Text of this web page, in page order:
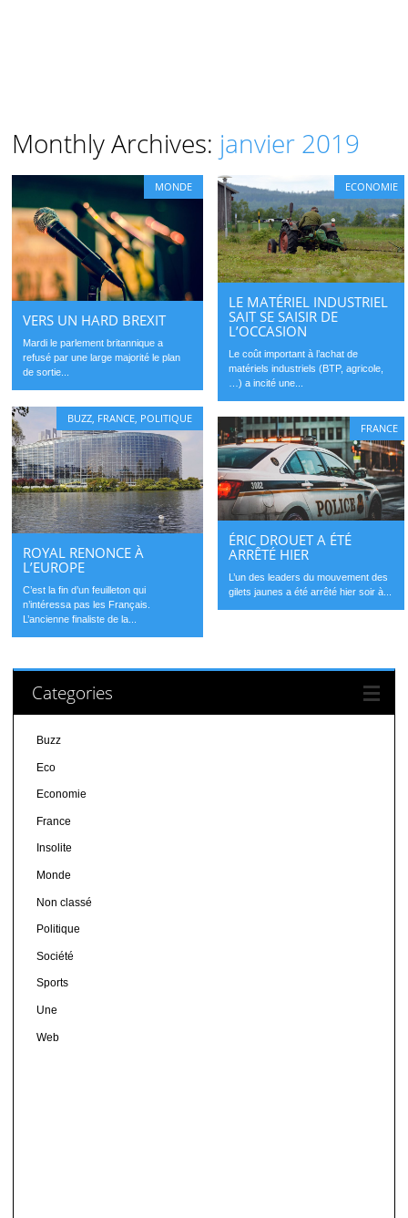
Monthly Archives: janvier 2019
MONDE
VERS UN HARD BREXIT
Mardi le parlement britannique a
refusé par une large majorité le plan
de sortie...
ECONOMIE
LE MATÉRIEL INDUSTRIEL
SAIT SE SAISIR DE
L’OCCASION
Le coût important à l’achat de
matériels industriels (BTP, agricole,
…) a incité une...
BUZZ FRANCE POLITIQUE
ROYAL RENONCE À
L’EUROPE
C’est la fin d’un feuilleton qui
n’intéressa pas les Français.
L’ancienne finaliste de la...
FRANCE
ÉRIC DROUET A ÉTÉ
ARRÊTÉ HIER
L’un des leaders du mouvement des
gilets jaunes a été arrêté hier soir à...
Categories
Buzz
Eco
Economie
France
Insolite
Monde
Non classé
Politique
Société
Sports
Une
Web